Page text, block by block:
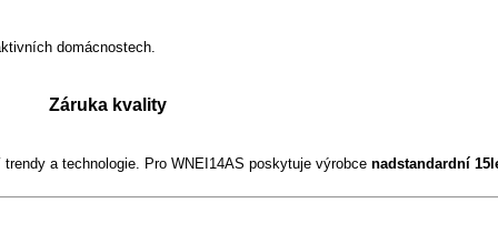
domácnostech.
Záruka kvality
a technologie. Pro WNEI14AS poskytuje výrobce nadstandardní